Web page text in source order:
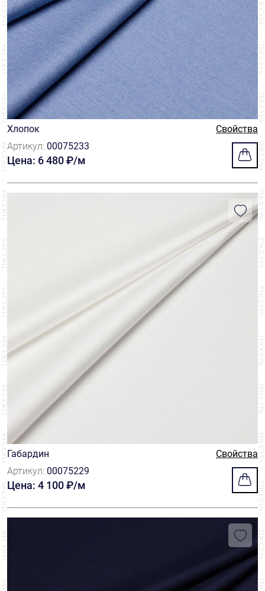
Хлопок
Свойства
Артикул: 00075233
Цена: 6 480 ₽/м
Габардин
Свойства
Артикул: 00075229
Цена: 4 100 ₽/м